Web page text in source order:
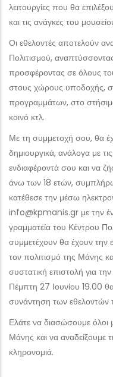
λειτουργίες που θα
και τις ανάγκες του
Οι εθελοντές αποτελούν
Πολιτισμού,
προσφέροντας σε όλους
στους χώρους υποδοχής,
προγραμμάτων, στο
κοινό κτλ.
Με τη συμμετοχή σου, θα
δημιουργικά, ανάλογα με
ενδιαφέροντά σου και να
άνω των 18 ετών,
κατέθεσε την μέσω
info@kpmanis.gr με την
γραμματεία του Κέντρου
συμμετέχουν θα έχουν την
τον πολιτισμό της Μάνης
συστατική επιστολή για
Πέμπτη 27 Ιουνίου 19.00
συνάντηση των εθελοντών
Ελάτε να διασώσουμε όλοι
Μάνης και να αναδείξουμε
κληρονομιά.